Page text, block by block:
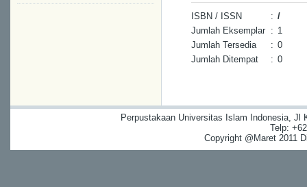
ISBN / ISSN : /
Jumlah Eksemplar : 1
Jumlah Tersedia
: 0
Jumlah Ditempat
: 0
Perpustakaan Universitas Islam Indonesia, Jl
Telp:
Copyright @Maret 2011